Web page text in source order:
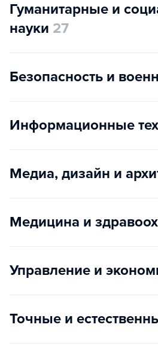
Гуманитарные и
науки 27
Безопасность и
Информационные
Медиа, дизайн и
Медицина и
Управление и
Точные и